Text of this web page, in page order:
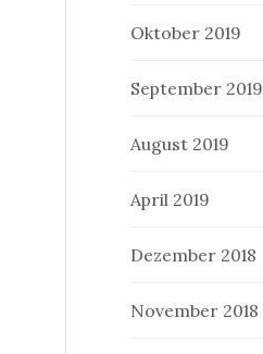
Oktober 2019
September 2019
August 2019
April 2019
Dezember 2018
November 2018